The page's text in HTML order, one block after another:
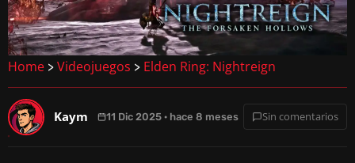
Home > Videojuegos > Elden Ring: Nightreign
Kaym 11 Dic 2025 · hace 8 meses Sin comentarios